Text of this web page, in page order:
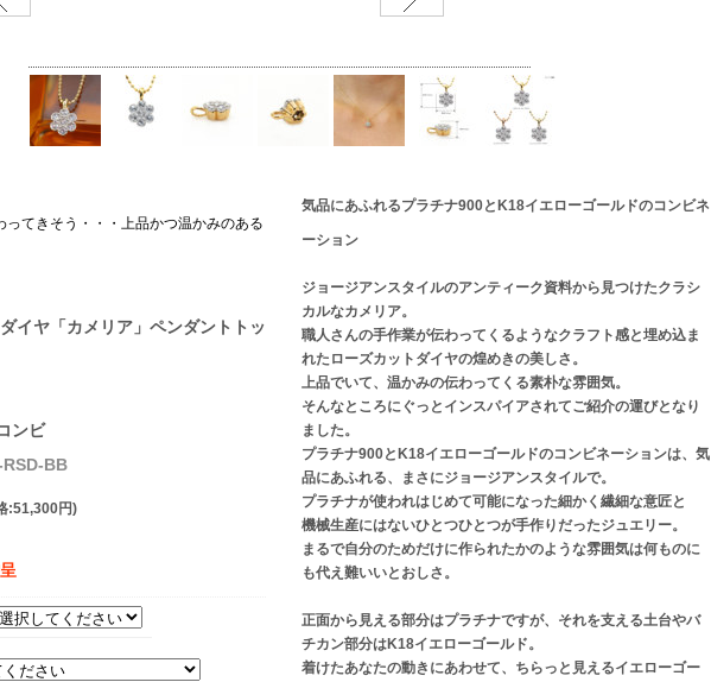
気品にあふれるプラチナ900とK18イエローゴールドのコンビネ
ーション
ジョージアンスタイルのアンティーク資料から見つけたクラシ
カルなカメリア。
職人さんの手作業が伝わってくるようなクラフト感と埋め込ま
れたローズカットダイヤの煌めきの美しさ。
上品でいて、温かみの伝わってくる素朴な雰囲気。
そんなところにぐっとインスパイアされてご紹介の運びとなり
ました。
プラチナ900とK18イエローゴールドのコンビネーションは、気
品にあふれる、まさにジョージアンスタイルで。
プラチナが使われはじめて可能になった細かく繊細な意匠と
機械生産にはないひとつひとつが手作りだったジュエリー。
まるで自分のためだけに作られたかのような雰囲気は何ものに
も代え難いいとおしさ。
正面から見える部分はプラチナですが、それを支える土台やバ
チカン部分はK18イエローゴールド。
着けたあなたの動きにあわせて、ちらっと見えるイエローゴー
ってきそう・・・上品かつ温かみのある
イヤ「カメリア」ペンダントトッ
ンビ
BB
:51,300円)